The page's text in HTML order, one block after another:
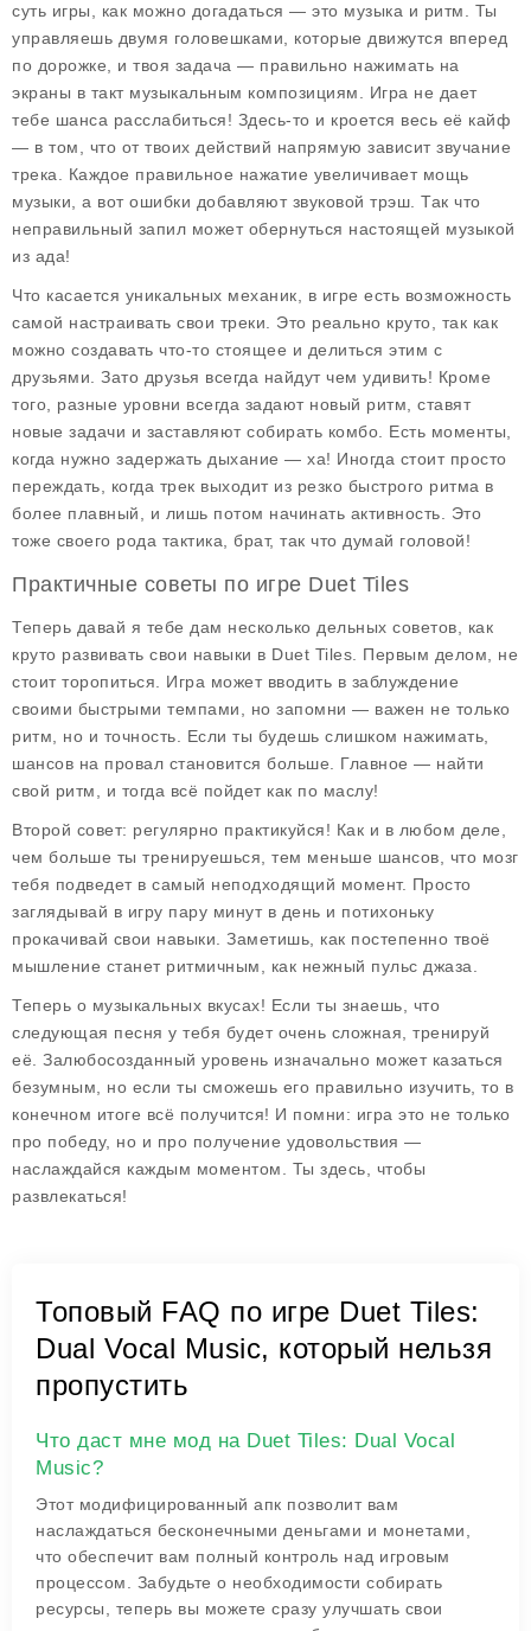
суть игры, как можно догадаться — это музыка и ритм . Ты
управляешь двумя головешками, которые движутся вперед
по дорожке, и твоя задача — правильно нажимать на
экраны в такт музыкальным композициям. Игра не дает
тебе шанса расслабиться! Здесь-то и кроется весь её кайф
— в том, что от твоих действий напрямую зависит звучание
трека. Каждое правильное нажатие увеличивает мощь
музыки, а вот ошибки добавляют звуковой трэш. Так что
неправильный запил может обернуться настоящей музыкой
из ада!
Что касается уникальных механик, в игре есть возможность
самой настраивать свои треки. Это реально круто, так как
можно создавать что-то стоящее и делиться этим с
друзьями. Зато друзья всегда найдут чем удивить! Кроме
того, разные уровни всегда задают новый ритм, ставят
новые задачи и заставляют собирать комбо. Есть моменты,
когда нужно задержать дыхание — ха! Иногда стоит просто
переждать, когда трек выходит из резко быстрого ритма в
более плавный, и лишь потом начинать активность. Это
тоже своего рода тактика, брат, так что думай головой!
Практичные советы по игре Duet Tiles
Теперь давай я тебе дам несколько дельных советов, как
круто развивать свои навыки в Duet Tiles. Первым делом, не
стоит торопиться. Игра может вводить в заблуждение
своими быстрыми темпами, но запомни — важен не только
ритм, но и точность. Если ты будешь слишком нажимать,
шансов на провал становится больше. Главное — найти
свой ритм, и тогда всё пойдет как по маслу!
Второй совет: регулярно практикуйся! Как и в любом деле,
чем больше ты тренируешься, тем меньше шансов, что мозг
тебя подведет в самый неподходящий момент. Просто
заглядывай в игру пару минут в день и потихоньку
прокачивай свои навыки. Заметишь, как постепенно твоё
мышление станет ритмичным, как нежный пульс джаза.
Теперь о музыкальных вкусах! Если ты знаешь, что
следующая песня у тебя будет очень сложная, тренируй
её. Залюбосозданный уровень изначально может казаться
безумным, но если ты сможешь его правильно изучить, то в
конечном итоге всё получится! И помни: игра это не только
про победу, но и про получение удовольствия —
наслаждайся каждым моментом. Ты здесь, чтобы
развлекаться!
Топовый FAQ по игре Duet Tiles:
Dual Vocal Music, который нельзя
пропустить
Что даст мне мод на Duet Tiles: Dual Vocal
Music?
Этот модифицированный апк позволит вам
наслаждаться бесконечными деньгами и монетами,
что обеспечит вам полный контроль над игровым
процессом. Забудьте о необходимости собирать
ресурсы, теперь вы можете сразу улучшать свои